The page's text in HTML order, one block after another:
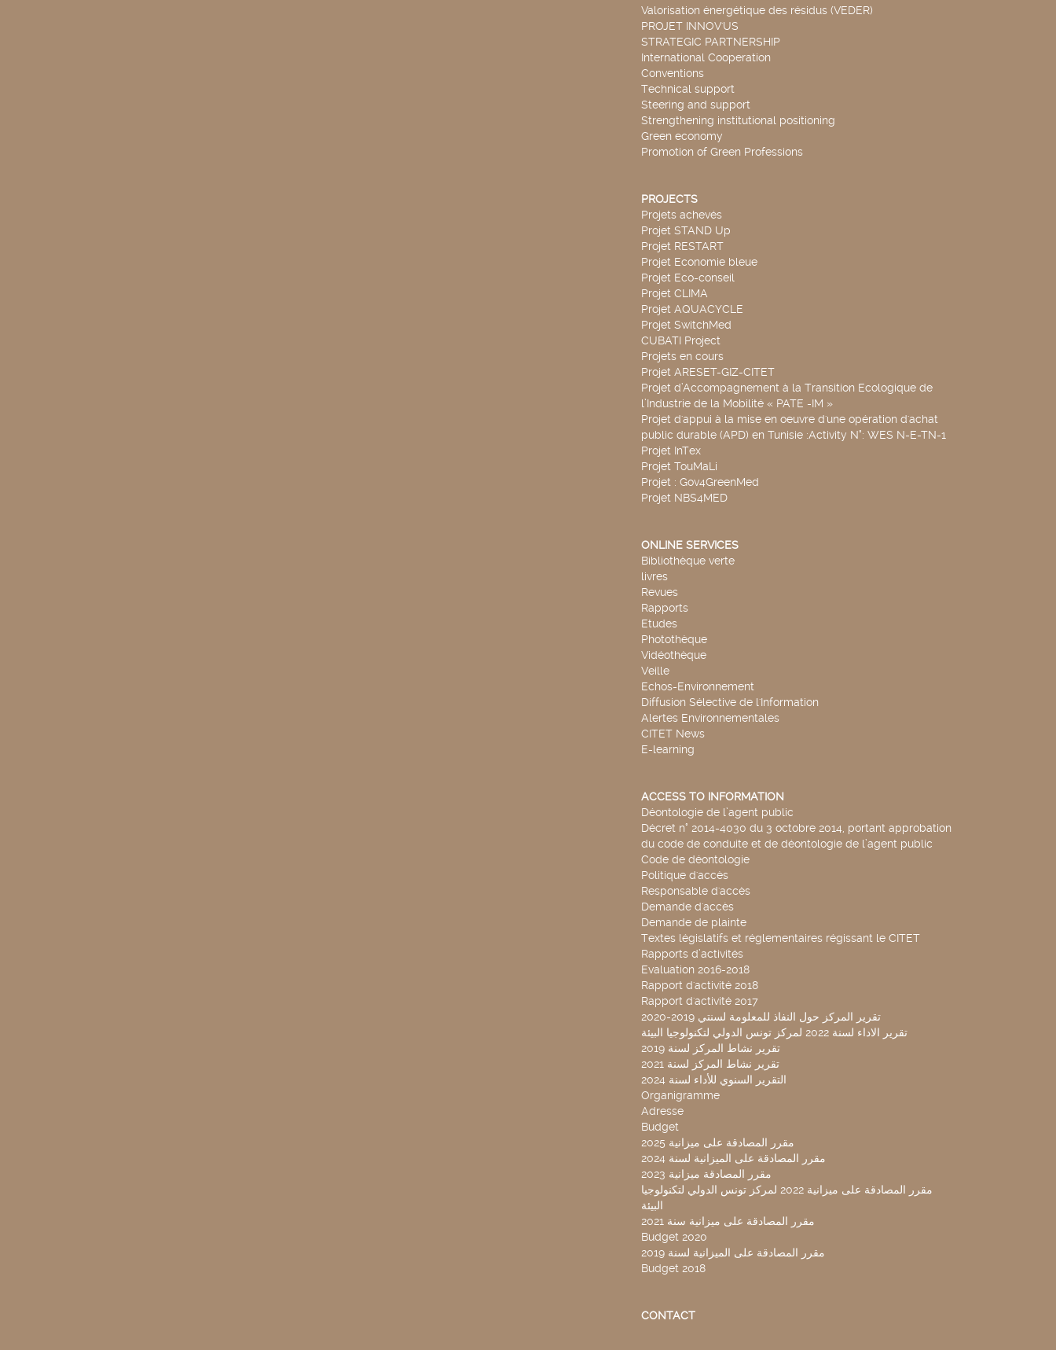
Valorisation énergétique des résidus (VEDER)
PROJET INNOV'US
STRATEGIC PARTNERSHIP
International Cooperation
Conventions
Technical support
Steering and support
Strengthening institutional positioning
Green economy
Promotion of Green Professions
PROJECTS
Projets achevés
Projet STAND Up
Projet RESTART
Projet Economie bleue
Projet Eco-conseil
Projet CLIMA
Projet AQUACYCLE
Projet SwitchMed
CUBATI Project
Projets en cours
Projet ARESET-GIZ-CITET
Projet d’Accompagnement à la Transition Ecologique de
l’Industrie de la Mobilité « PATE -IM »
Projet d'appui à la mise en oeuvre d'une opération d'achat
public durable (APD) en Tunisie :Activity N°: WES N-E-TN-1
Projet InTex
Projet TouMaLi
Projet : Gov4GreenMed
Projet NBS4MED
ONLINE SERVICES
Bibliothèque verte
livres
Revues
Rapports
Etudes
Photothèque
Vidéothèque
Veille
Echos-Environnement
Diffusion Sélective de l'Information
Alertes Environnementales
CITET News
E-learning
ACCESS TO INFORMATION
Déontologie de l’agent public
Décret n° 2014-4030 du 3 octobre 2014, portant approbation
du code de conduite et de déontologie de l’agent public
Code de déontologie
Politique d'accès
Responsable d'accès
Demande d'accès
Demande de plainte
Textes législatifs et réglementaires régissant le CITET
Rapports d’activités
Evaluation 2016-2018
Rapport d'activité 2018
Rapport d'activité 2017
تقرير المركز حول النفاذ للمعلومة لسنتي 2019-2020
تقرير الاداء لسنة 2022 لمركز تونس الدولي لتكنولوجيا البيئة
تقرير نشاط المركز لسنة 2019
تقرير نشاط المركز لسنة 2021
التقرير السنوي للأداء لسنة 2024
Organigramme
Adresse
Budget
2025 مقرر المصادقة على ميزانية
مقرر المصادقة على الميزانية لسنة 2024
مقرر المصادقة ميزانية 2023
مقرر المصادقة على ميزانية 2022 لمركز تونس الدولي لتكنولوجيا
البيئة
مقرر المصادقة على ميزانية سنة 2021
Budget 2020
مقرر المصادقة على الميزانية لسنة 2019
Budget 2018
CONTACT